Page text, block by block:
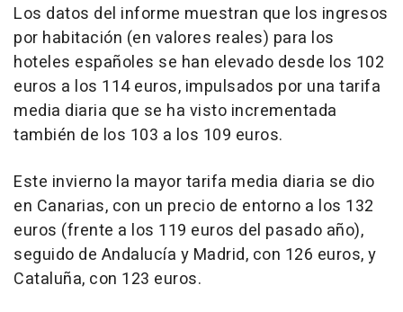
Los datos del informe muestran que los ingresos
por habitación (en valores reales) para los
hoteles españoles se han elevado desde los 102
euros a los 114 euros, impulsados por una tarifa
media diaria que se ha visto incrementada
también de los 103 a los 109 euros.
Este invierno la mayor tarifa media diaria se dio
en Canarias, con un precio de entorno a los 132
euros (frente a los 119 euros del pasado año),
seguido de Andalucía y Madrid, con 126 euros, y
Cataluña, con 123 euros.